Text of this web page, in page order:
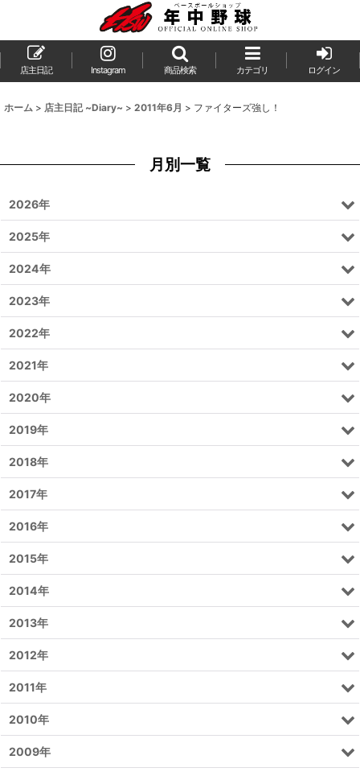
店主日記 Instagram 商品検索 カテゴリ ログイン
ホーム > 店主日記 ~Diary~ > 2011年6月 > ファイターズ強し！
月別一覧
2026年
2025年
2024年
2023年
2022年
2021年
2020年
2019年
2018年
2017年
2016年
2015年
2014年
2013年
2012年
2011年
2010年
2009年